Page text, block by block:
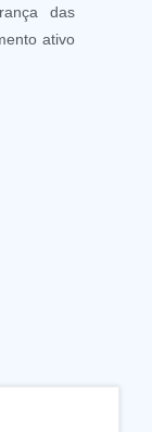
das
ativo